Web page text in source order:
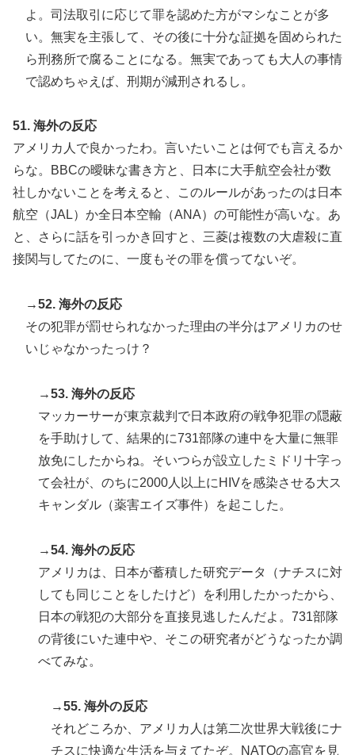
よ。司法取引に応じて罪を認めた方がマシなことが多
い。無実を主張して、その後に十分な証拠を固められた
ら刑務所で腐ることになる。無実であっても大人の事情
で認めちゃえば、刑期が減刑されるし。
51. 海外の反応
アメリカ人で良かったわ。言いたいことは何でも言えるか
らな。BBCの曖昧な書き方と、日本に大手航空会社が数
社しかないことを考えると、このルールがあったのは日本
航空（JAL）か全日本空輸（ANA）の可能性が高いな。あ
と、さらに話を引っかき回すと、三菱は複数の大虐殺に直
接関与してたのに、一度もその罪を償ってないぞ。
→52. 海外の反応
その犯罪が罰せられなかった理由の半分はアメリカのせ
いじゃなかったっけ？
→53. 海外の反応
マッカーサーが東京裁判で日本政府の戦争犯罪の隠蔽
を手助けして、結果的に731部隊の連中を大量に無罪
放免にしたからね。そいつらが設立したミドリ十字っ
て会社が、のちに2000人以上にHIVを感染させる大ス
キャンダル（薬害エイズ事件）を起こした。
→54. 海外の反応
アメリカは、日本が蓄積した研究データ（ナチスに対
しても同じことをしたけど）を利用したかったから、
日本の戦犯の大部分を直接見逃したんだよ。731部隊
の背後にいた連中や、そこの研究者がどうなったか調
べてみな。
→55. 海外の反応
それどころか、アメリカ人は第二次世界大戦後にナ
チスに快適な生活を与えてたぞ。NATOの高官を見